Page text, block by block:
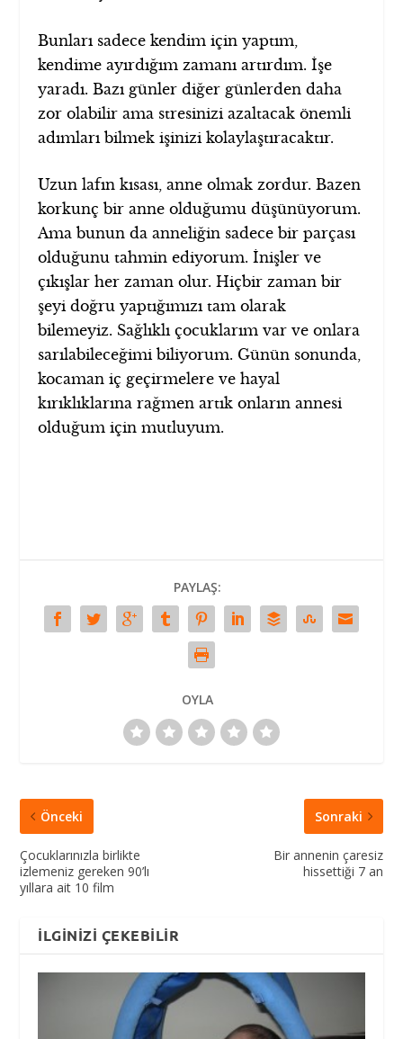
Bunları sadece kendim için yaptım,
kendime ayırdığım zamanı artırdım. İşe
yaradı. Bazı günler diğer günlerden daha
zor olabilir ama stresinizi azaltacak önemli
adımları bilmek işinizi kolaylaştıracaktır.
Uzun lafın kısası, anne olmak zordur. Bazen
korkunç bir anne olduğumu düşünüyorum.
Ama bunun da anneliğin sadece bir parçası
olduğunu tahmin ediyorum. İnişler ve
çıkışlar her zaman olur. Hiçbir zaman bir
şeyi doğru yaptığımızı tam olarak
bilemeyiz. Sağlıklı çocuklarım var ve onlara
sarılabileceğimi biliyorum. Günün sonunda,
kocaman iç geçirmelere ve hayal
kırıklıklarına rağmen artık onların annesi
olduğum için mutluyum.
PAYLAŞ:
OYLA
Önceki
Çocuklarınızla birlikte
izlemeniz gereken 90’lı
yıllara ait 10 film
Sonraki
Bir annenin çaresiz
hissettiği 7 an
İLGINIZI ÇEKEBILIR